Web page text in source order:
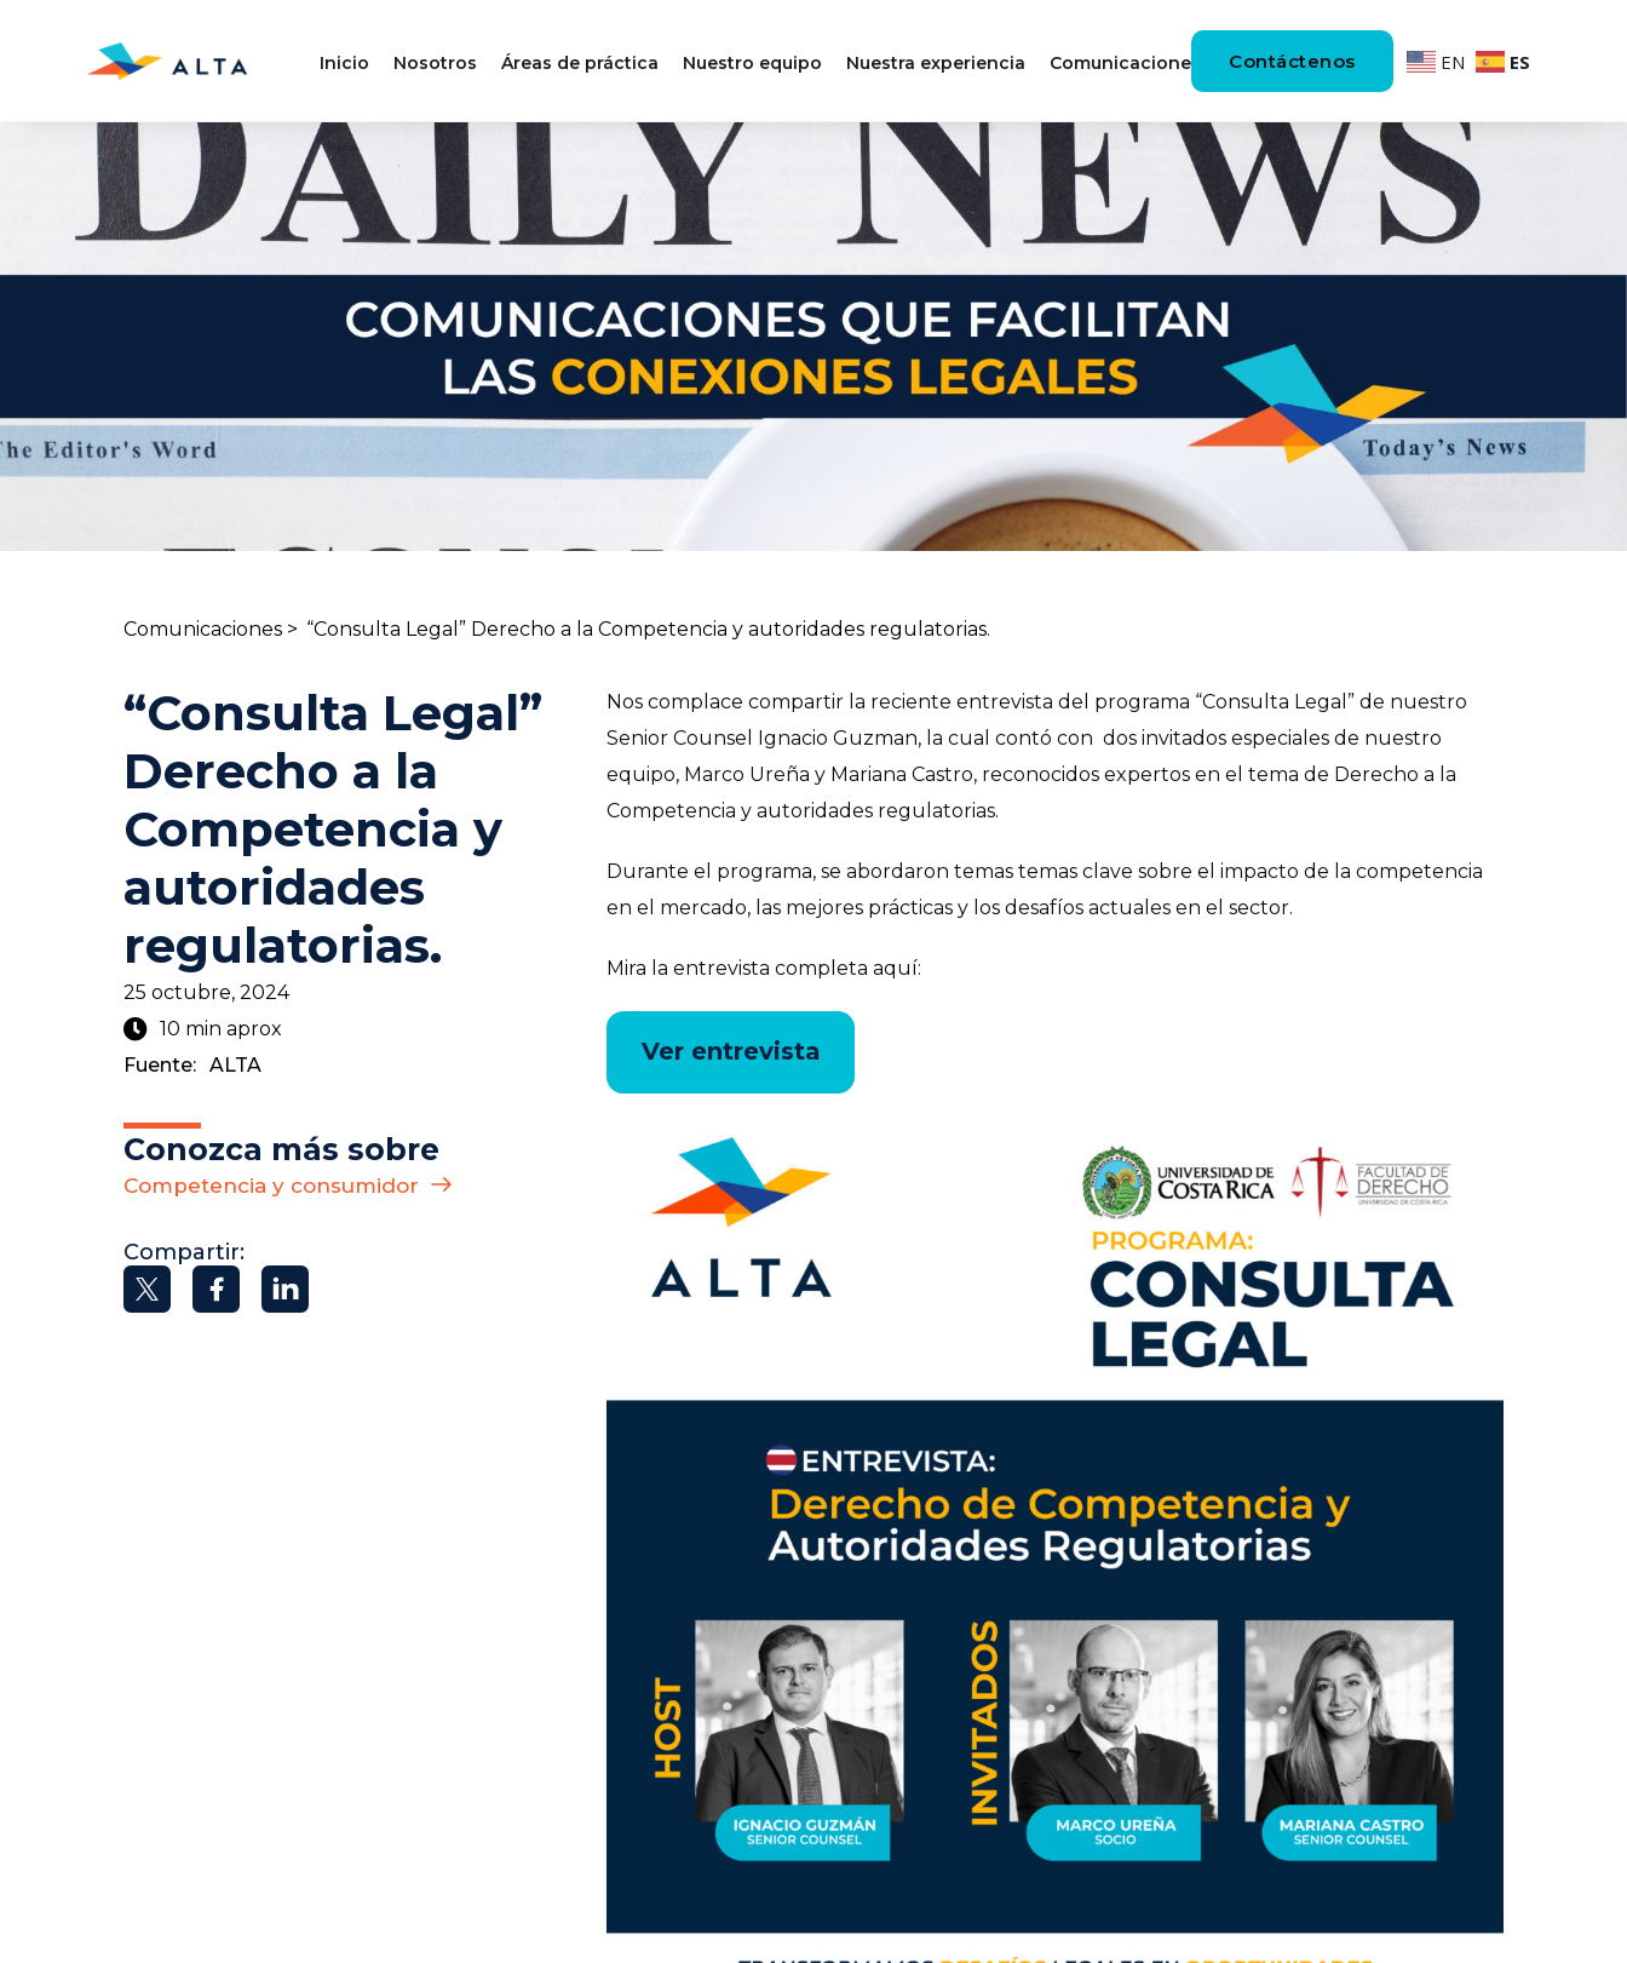
Inicio Nosotros Áreas de práctica Nuestro equipo Nuestra experiencia Comunicaciones Contáctenos EN ES
Comunicaciones > “Consulta Legal” Derecho a la Competencia y autoridades regulatorias.
“Consulta Legal”
Derecho a la
Competencia y
autoridades
regulatorias.
25 octubre, 2024
10 min aprox
Fuente: ALTA
Conozca más sobre
Competencia y consumidor
Compartir:
Nos complace compartir la reciente entrevista del programa “Consulta Legal” de nuestro
Senior Counsel Ignacio Guzman, la cual contó con dos invitados especiales de nuestro
equipo, Marco Ureña y Mariana Castro, reconocidos expertos en el tema de Derecho a la
Competencia y autoridades regulatorias.
Durante el programa, se abordaron temas temas clave sobre el impacto de la competencia
en el mercado, las mejores prácticas y los desafíos actuales en el sector.
Mira la entrevista completa aquí:
Ver entrevista